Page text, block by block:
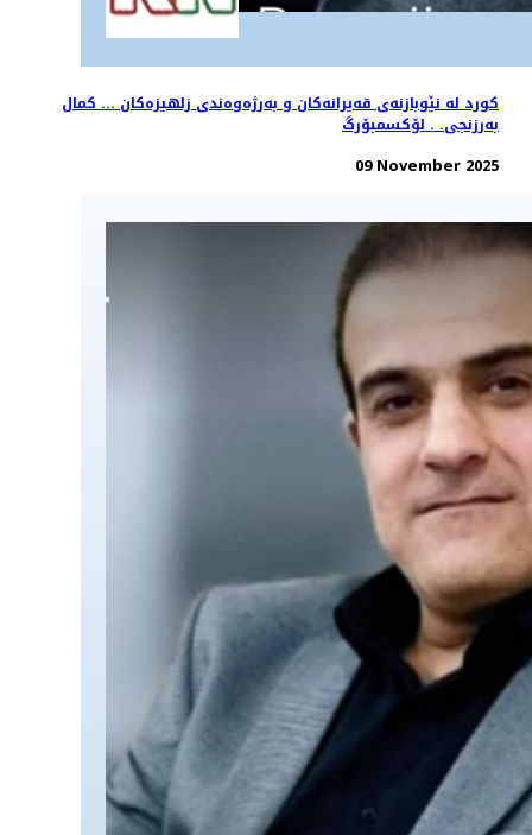
کورد لە نێوبازنەی قەیرانەکان و بەرژەوەندی زلهیزەکان ... کمال
بەرزنجی. . لۆکسمبۆرگ
09 November 2025